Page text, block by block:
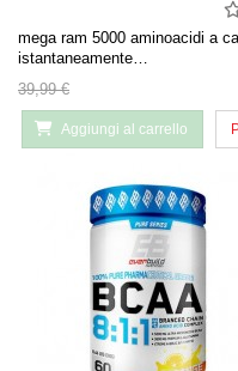
mega ram 5000 aminoacidi a
istantaneamente…
39,99 €
Aggiungi al carrello